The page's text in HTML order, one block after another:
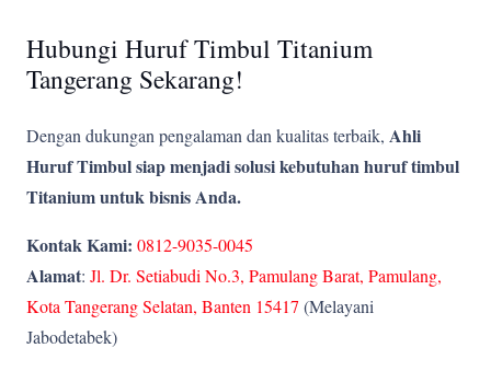
Hubungi Huruf Timbul Titanium
Tangerang Sekarang!
Dengan dukungan pengalaman dan kualitas terbaik, Ahli
Huruf Timbul siap menjadi solusi kebutuhan huruf timbul
Titaniumuntuk bisnis Anda.
Kontak Kami: 0812-9035-0045
Alamat: Jl. Dr. Setiabudi No.3, Pamulang Barat, Pamulang,
Kota Tangerang Selatan, Banten 15417 (Melayani
Jabodetabek)